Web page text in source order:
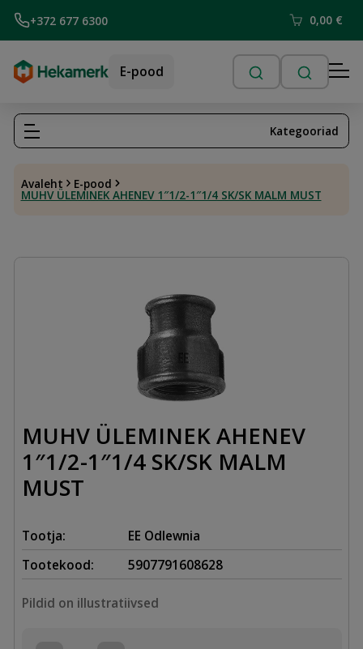
+372 677 6300 0,00 €
E-pood
Avaleht E-pood
MUHV ÜLEMINEK AHENEV 1″1/2-1″1/4 SK/SK MALM MUST
Kategooriad
MUHV ÜLEMINEK AHENEV
1″1/2-1″1/4 SK/SK MALM
MUST
Tootja:
EE Odlewnia
Tootekood:
5907791608628
Pildid on illustratiivsed